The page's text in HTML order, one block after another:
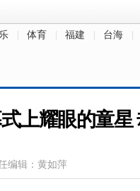
体育 福建 台海
上耀眼的童星
编辑：黄如萍